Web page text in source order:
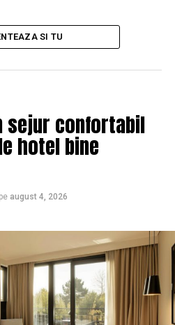
SI TU
sejur confortabil
hotel bine
pe august 4, 2026